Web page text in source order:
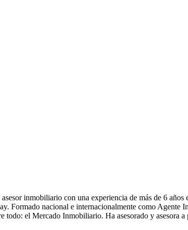
inmobiliario con una experiencia de más de 6
Formado nacional e internacionalmente como Agente
el Mercado Inmobiliario. Ha asesorado y asesora